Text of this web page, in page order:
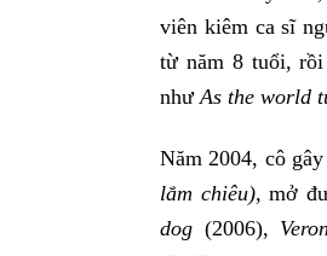
viên kiêm ca sĩ
từ năm 8 tuổi, rồi
như As the world
Năm 2004, cô
lắm chiêu), mở
dog (2006),